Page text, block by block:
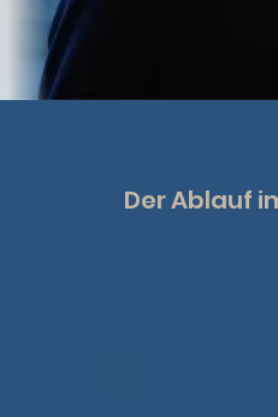
Der Ablauf